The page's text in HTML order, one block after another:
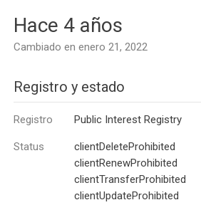
Hace 4 años
Cambiado en enero 21, 2022
Registro y estado
Registro Public Interest Registry
Status
clientDeleteProhibited
clientRenewProhibited
clientTransferProhibited
clientUpdateProhibited